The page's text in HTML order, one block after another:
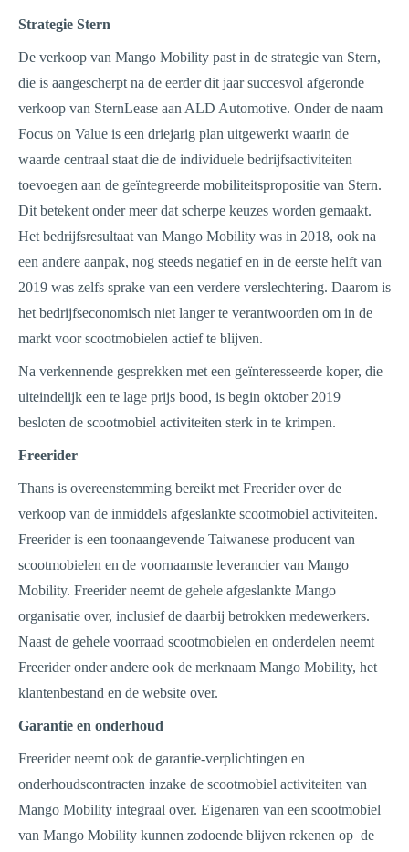
Strategie Stern
De verkoop van Mango Mobility past in de strategie van Stern,
die is aangescherpt na de eerder dit jaar succesvol afgeronde
verkoop van SternLease aan ALD Automotive. Onder de naam
Focus on Value is een driejarig plan uitgewerkt waarin de
waarde centraal staat die de individuele bedrijfsactiviteiten
toevoegen aan de geïntegreerde mobiliteitspropositie van Stern.
Dit betekent onder meer dat scherpe keuzes worden gemaakt.
Het bedrijfsresultaat van Mango Mobility was in 2018, ook na
een andere aanpak, nog steeds negatief en in de eerste helft van
2019 was zelfs sprake van een verdere verslechtering. Daarom is
het bedrijfseconomisch niet langer te verantwoorden om in de
markt voor scootmobielen actief te blijven.
Na verkennende gesprekken met een geïnteresseerde koper, die
uiteindelijk een te lage prijs bood, is begin oktober 2019
besloten de scootmobiel activiteiten sterk in te krimpen.
Freerider
Thans is overeenstemming bereikt met Freerider over de
verkoop van de inmiddels afgeslankte scootmobiel activiteiten.
Freerider is een toonaangevende Taiwanese producent van
scootmobielen en de voornaamste leverancier van Mango
Mobility. Freerider neemt de gehele afgeslankte Mango
organisatie over, inclusief de daarbij betrokken medewerkers.
Naast de gehele voorraad scootmobielen en onderdelen neemt
Freerider onder andere ook de merknaam Mango Mobility, het
klantenbestand en de website over.
Garantie en onderhoud
Freerider neemt ook de garantie-verplichtingen en
onderhoudscontracten inzake de scootmobiel activiteiten van
Mango Mobility integraal over. Eigenaren van een scootmobiel
van Mango Mobility kunnen zodoende blijven rekenen op de